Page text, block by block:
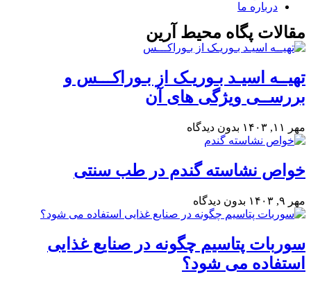
درباره ما
مقالات پگاه محیط آرین
تهیــه اسیـد بـوریـک از بـوراکـــس و
بررســی ویژگی های آن
مهر ۱۱, ۱۴۰۳ بدون دیدگاه
خواص نشاسته گندم در طب سنتی
مهر ۹, ۱۴۰۳ بدون دیدگاه
سوربات پتاسیم چگونه در صنایع غذایی
استفاده می شود؟